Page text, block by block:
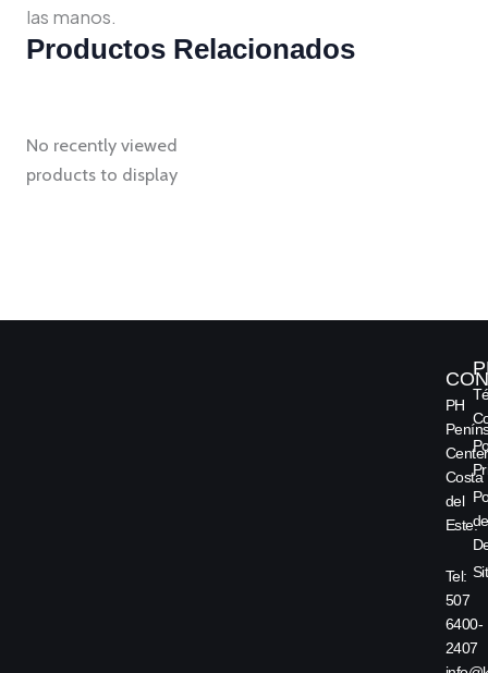
las manos.
Productos Relacionados
No recently viewed
products to display
PH
Costa
del
Este.
Tel:
507
6400-
2407
de